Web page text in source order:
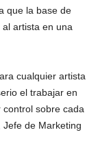
que la base de
artista en una
cualquier artista
el trabajar en
sobre cada
de Marketing